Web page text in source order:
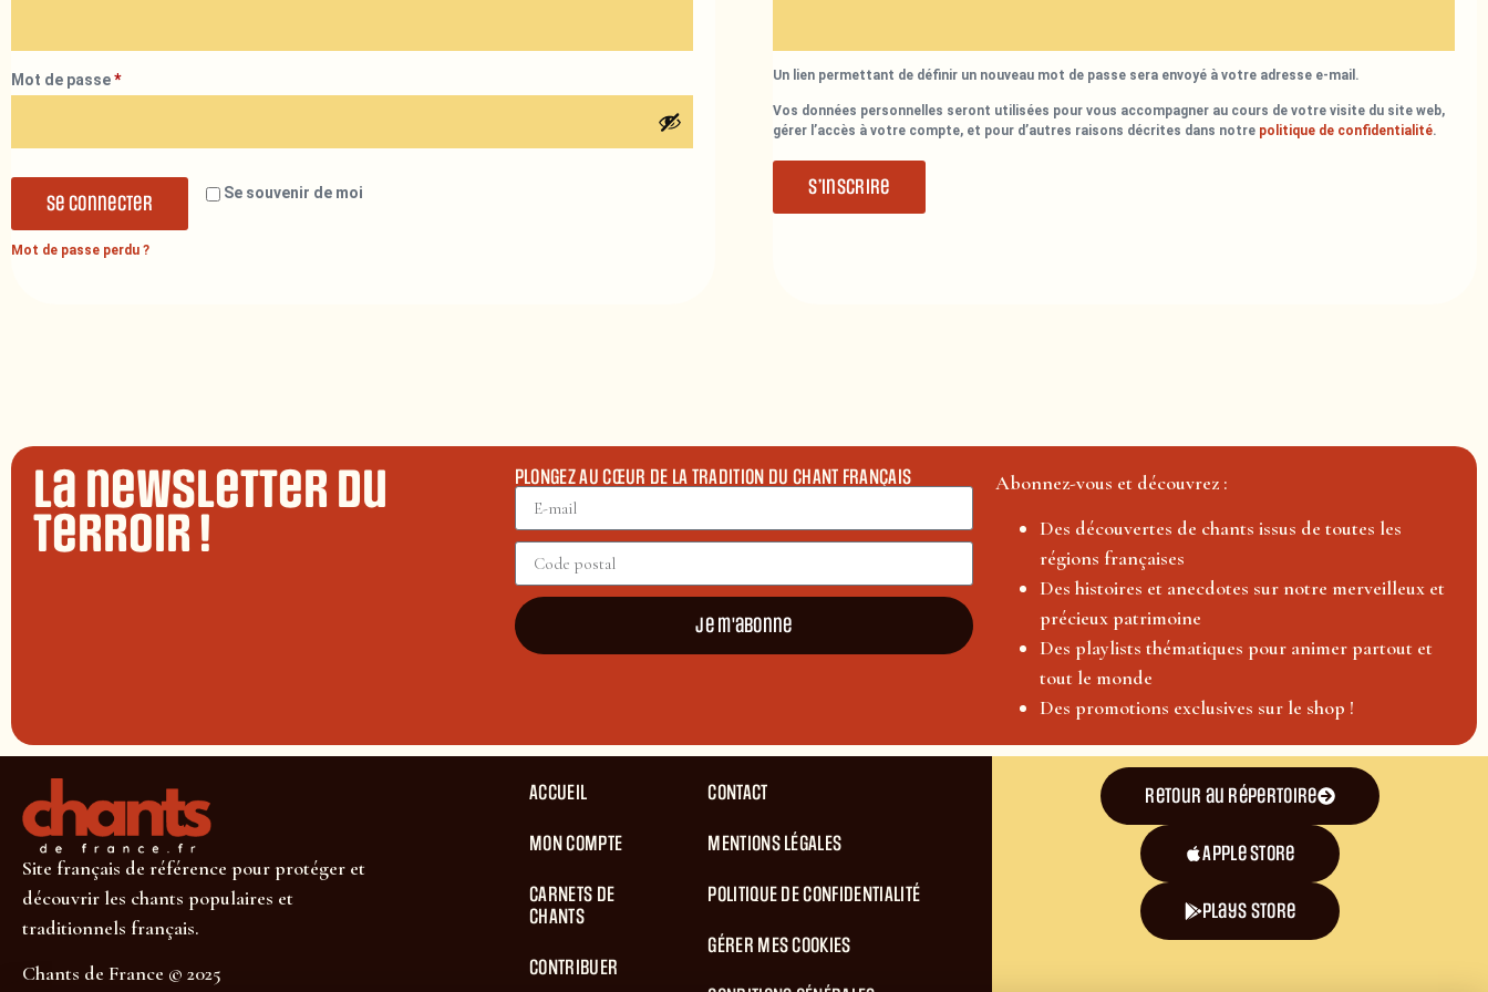
Mot de passe*
Se souvenir de moi
Se connecter
Mot de passe perdu ?
Un lien permettant de définir un nouveau mot de passe sera envoyé à votre adresse e-mail.
Vos données personnelles seront utilisées pour vous accompagner au cours de votre visite du site web,
gérer l’accès à votre compte, et pour d’autres raisons décrites dans notre politique de confidentialité.
S’inscrire
La newsletter du
terroir !
PLONGEZ AU CŒUR DE LA TRADITION DU CHANT FRANÇAIS
Je m'abonne
Abonnez-vous et découvrez :
Des découvertes de chants issus de toutes les
régions françaises
Des histoires et anecdotes sur notre merveilleux et
précieux patrimoine
Des playlists thématiques pour animer partout et
tout le monde
Des promotions exclusives sur le shop !
Site français de référence pour protéger et
découvrir les chants populaires et
traditionnels français.
Chants de France © 2025
ACCUEIL
MON COMPTE
CARNETS DE
CHANTS
CONTRIBUER
CONTACT
MENTIONS LÉGALES
POLITIQUE DE CONFIDENTIALITÉ
GÉRER MES COOKIES
Retour au répertoire
Apple Store
plays store